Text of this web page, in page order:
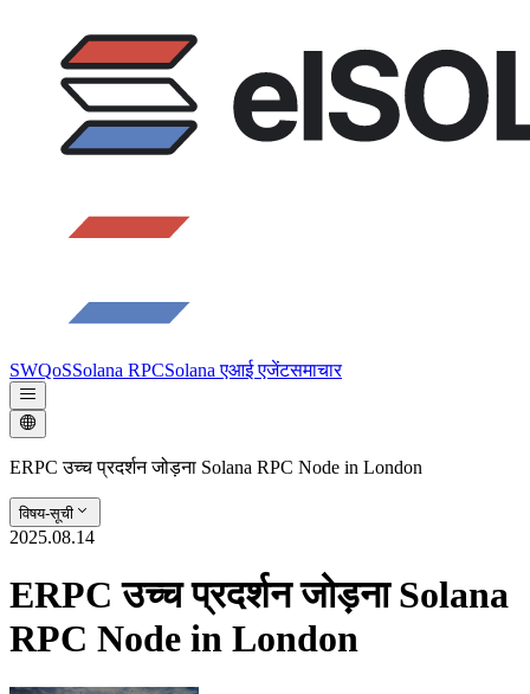
SWQoSSolana RPCSolana एआई एजेंटसमाचार
ERPC उच्च प्रदर्शन जोड़ना Solana RPC Node in London
विषय-सूची
2025.08.14
ERPC उच्च प्रदर्शन जोड़ना Solana
RPC Node in London